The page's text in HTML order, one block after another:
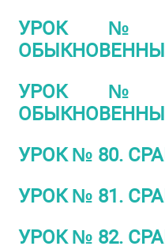
УРОК №
УРОК №
УРОК № 80.
УРОК № 81.
УРОК № 82.